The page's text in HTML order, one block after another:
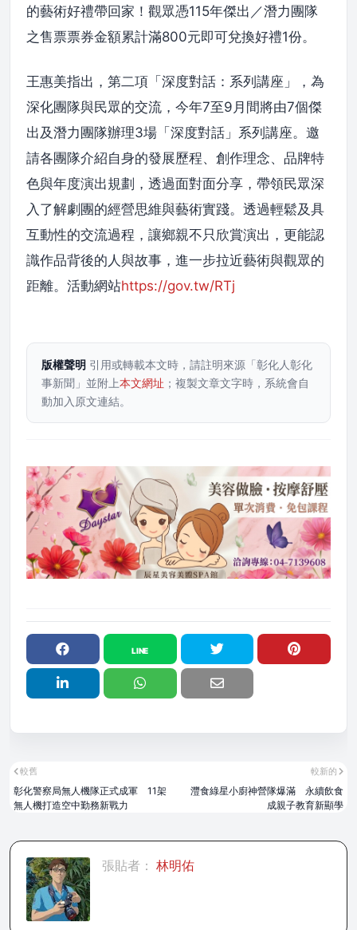
的藝術好禮帶回家！觀眾憑115年傑出／潛力團隊
之售票票券金額累計滿800元即可兌換好禮1份。
王惠美指出，第二項「深度對話：系列講座」，為
深化團隊與民眾的交流，今年7至9月間將由7個傑
出及潛力團隊辦理3場「深度對話」系列講座。邀
請各團隊介紹自身的發展歷程、創作理念、品牌特
色與年度演出規劃，透過面對面分享，帶領民眾深
入了解劇團的經營思維與藝術實踐。透過輕鬆及具
互動性的交流過程，讓鄉親不只欣賞演出，更能認
識作品背後的人與故事，進一步拉近藝術與觀眾的
距離。活動網站https://gov.tw/RTj
版權聲明 引用或轉載本文時，請註明來源「彰化人彰化
事新聞」並附上本文網址 ；複製文章文字時，系統會自
動加入原文連結。
較新的
灃食綠星小廚神營隊爆滿 永續飲食
成親子教育新顯學
較舊
彰化警察局無人機隊正式成軍 11架
無人機打造空中勤務新戰力
張貼者： 林明佑